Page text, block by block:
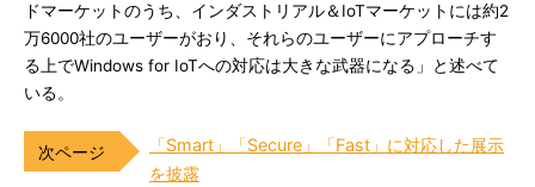
ドマーケットのうち、インダストリアル＆IoTマーケットには約2
万6000社のユーザーがおり、それらのユーザーにアプローチす
る上でWindows for IoTへの対応は大きな武器になる」と述べて
いる。
「Smart」「Secure」「Fast」に対応した展示
を披露